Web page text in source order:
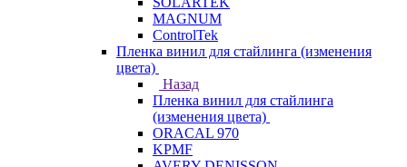
MAGNUM
ControlTek
Пленка винил для стайлинга (изменения
цвета)
Назад
Пленка винил для стайлинга
(изменения цвета)
ORACAL 970
KPMF